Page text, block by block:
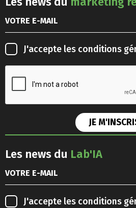
J'accepte les conditions
Les news du Lab'IA
J'accepte les conditions